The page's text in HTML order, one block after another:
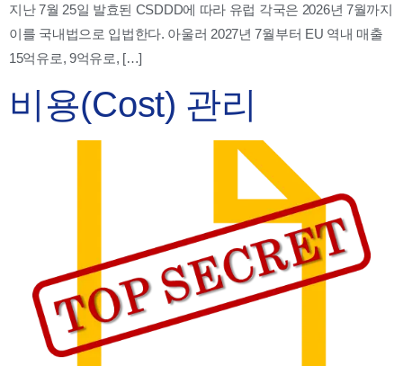
지난 7월 25일 발효된 CSDDD에 따라 유럽 각국은 2026년 7월까지
이를 국내법으로 입법한다. 아울러 2027년 7월부터 EU 역내 매출
15억유로, 9억유로, […]
비용(Cost) 관리